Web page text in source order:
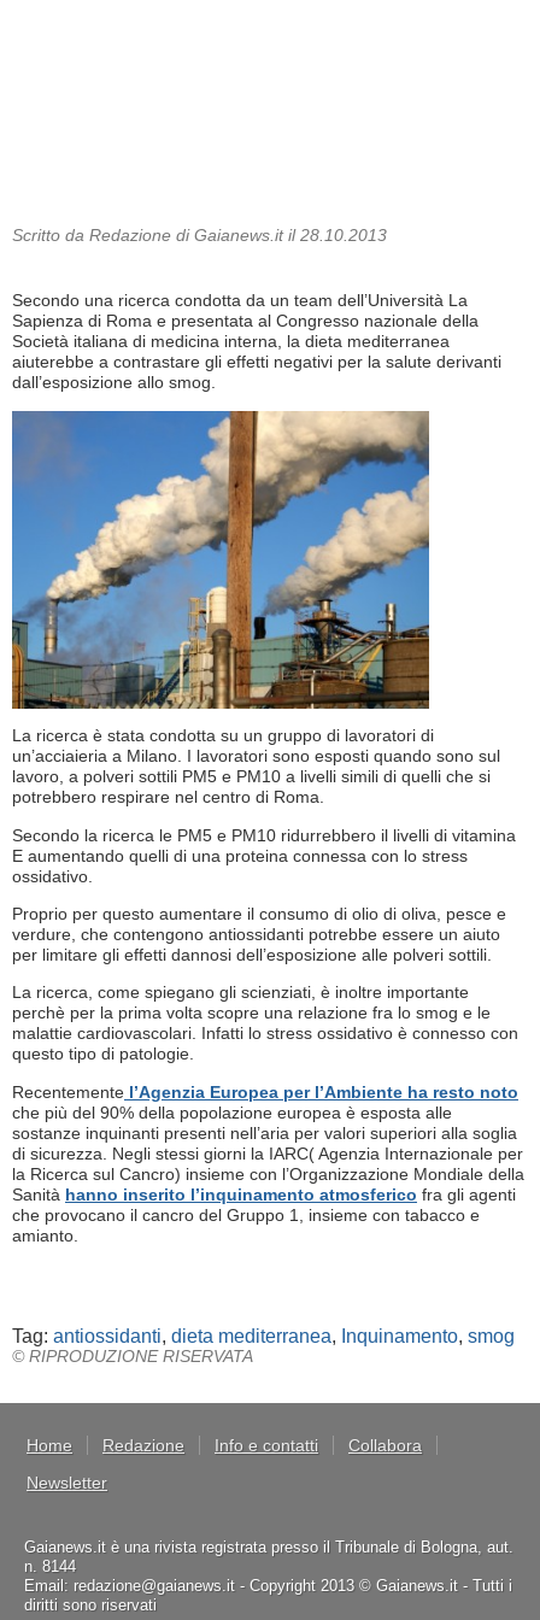
Scritto da Redazione di Gaianews.it il 28.10.2013
Secondo una ricerca condotta da un team dell’Università La
Sapienza di Roma e presentata al Congresso nazionale della
Società italiana di medicina interna, la dieta mediterranea
aiuterebbe a contrastare gli effetti negativi per la salute derivanti
dall’esposizione allo smog.
La ricerca è stata condotta su un gruppo di lavoratori di
un’acciaieria a Milano. I lavoratori sono esposti quando sono sul
lavoro, a polveri sottili PM5 e PM10 a livelli simili di quelli che si
potrebbero respirare nel centro di Roma.
Secondo la ricerca le PM5 e PM10 ridurrebbero il livelli di vitamina
E aumentando quelli di una proteina connessa con lo stress
ossidativo.
Proprio per questo aumentare il consumo di olio di oliva, pesce e
verdure, che contengono antiossidanti potrebbe essere un aiuto
per limitare gli effetti dannosi dell’esposizione alle polveri sottili.
La ricerca, come spiegano gli scienziati, è inoltre importante
perchè per la prima volta scopre una relazione fra lo smog e le
malattie cardiovascolari. Infatti lo stress ossidativo è connesso con
questo tipo di patologie.
Recentemente l’Agenzia Europea per l’Ambiente ha resto noto
che più del 90% della popolazione europea è esposta alle
sostanze inquinanti presenti nell’aria per valori superiori alla soglia
di sicurezza. Negli stessi giorni la IARC( Agenzia Internazionale per
la Ricerca sul Cancro) insieme con l’Organizzazione Mondiale della
Sanità hanno inserito l’inquinamento atmosferico fra gli agenti
che provocano il cancro del Gruppo 1, insieme con tabacco e
amianto.
Tag: antiossidanti, dieta mediterranea, Inquinamento, smog
© RIPRODUZIONE RISERVATA
Home Redazione Info e contatti
Collabora
Newsletter
Gaianews.it è una rivista registrata presso il Tribunale di Bologna, aut.
n. 8144
Email: redazione@gaianews.it - Copyright 2013 © Gaianews.it - Tutti i
diritti sono riservati